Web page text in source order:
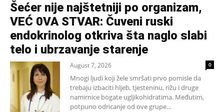
Šećer nije najštetniji po organizam,
VEĆ 0VA STVAR: Čuveni ruski
endokrinolog otkriva šta naglo slabi
telo i ubrzavanje starenje
August 7, 2026 0
Mnogi ljudi koji žele smršati prvo pomisle da
trebaju izbaciti hljeb, tjesteninu, rižu i druge
namirnice bogate ugljikohidratima. Međutim,
potpuno odricanje od ove grupe...